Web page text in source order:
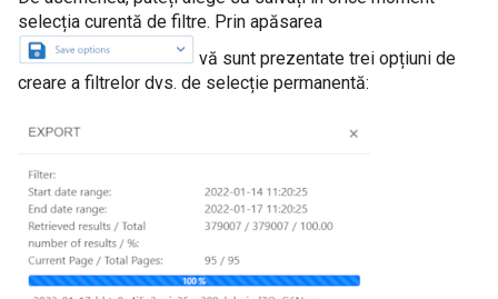
selecția curentă de filtre. Prin apăsarea
vă sunt prezentate trei opțiuni de
creare a filtrelor dvs. de selecție permanentă: